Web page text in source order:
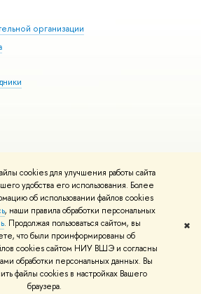
cookies для улучшения работы сайта
удобства его использования. Более
об использовании файлов cookies
, наши правила обработки персональных
. Продолжая пользоваться сайтом, вы
что были проинформированы об
cookies сайтом НИУ ВШЭ и согласны
обработки персональных данных. Вы
файлы cookies в настройках Вашего
браузера.
✖
организации
возможностями
Адреса и контакты Условия использования
Карта сайта
Slab разработаны вШколе дизайна НИУ ВШЭ